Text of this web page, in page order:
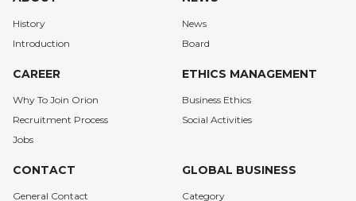
History
Introduction
News
Board
CAREER
Why To Join Orion
Recruitment Process
Jobs
ETHICS MANAGEMENT
Business Ethics
Social Activities
CONTACT
General Contact
GLOBAL BUSINESS
Category